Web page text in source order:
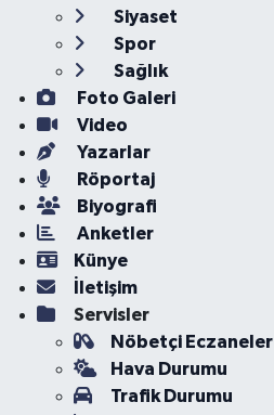
Siyaset
Spor
Sağlık
Foto Galeri
Video
Yazarlar
Röportaj
Biyografi
Anketler
Künye
İletişim
Servisler
Nöbetçi Eczaneler
Hava Durumu
Trafik Durumu